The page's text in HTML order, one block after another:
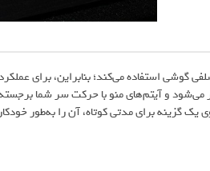
گوشی استفاده می‌کند؛ بنابراین، برای
می‌شود و آیتم‌های منو با حرکت سر شما
گزینه برای مدتی کوتاه، آن را به‌طور